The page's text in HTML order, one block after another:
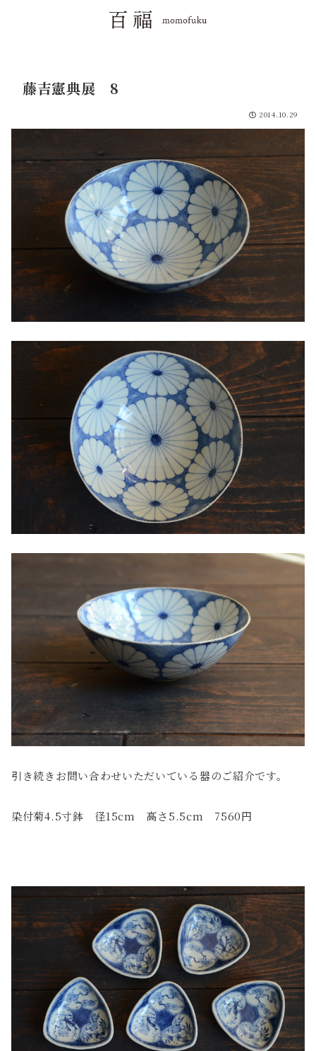
藤吉憲典展 8
2014.10.29
引き続きお問い合わせいただいている器のご紹介です。
染付菊4.5寸鉢 径15cm 高さ5.5cm 7560円